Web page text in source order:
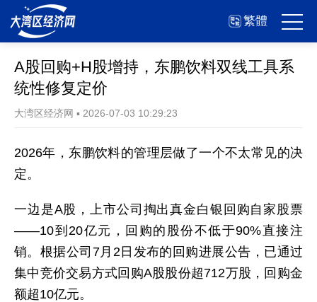
繁體
A股回购+H股增持，东鹏饮料双线工具系
统性修复定价
大湾区经济网 ▪ 2026-07-03 10:29:23
2026年，东鹏饮料的管理层做了一个不太常见的决
定。
一边是A股，上市公司掏出真金白银回购自家股票
——10到20亿元，回购的股份不低于90%直接注
销。根据公司7月2日发布的回购进展公告，已通过
集中竞价交易方式回购A股股份超712万股，回购金
额超10亿元。